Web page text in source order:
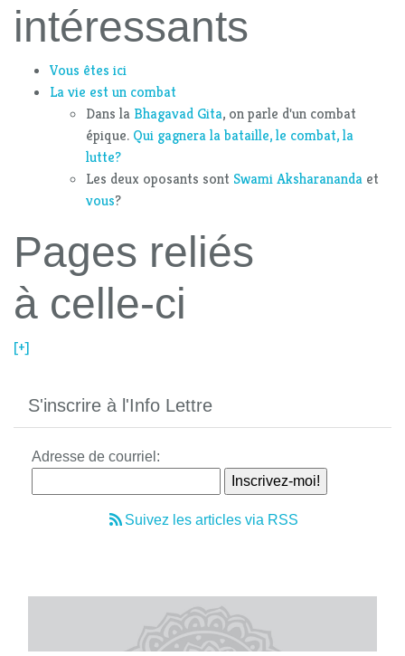
intéressants
Vous êtes ici
La vie est un combat
Dans la Bhagavad Gita, on parle d'un combat
épique. Qui gagnera la bataille, le combat, la
lutte?
Les deux oposants sont Swami Aksharananda et
vous?
Pages reliés
à celle-ci
[+]
S'inscrire à l'Info Lettre
Adresse de courriel:
Suivez les articles via RSS